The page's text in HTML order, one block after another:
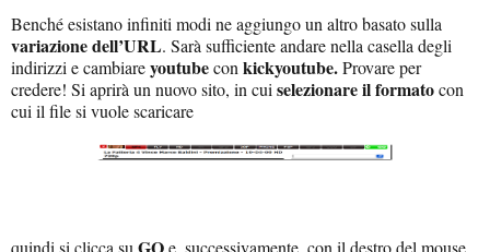
Benché esistano infiniti modi ne aggiungo un altro basato sulla
variazione dell’URL. Sarà sufficiente andare nella casella degli
indirizzi e cambiareyoutubecon kickyoutube.Provare per
credere! Si aprirà un nuovo sito, in cui selezionare il formatocon
cui il file si vuole scaricare
quindi si clicca su GOe, successivamente, con il destro del mouse